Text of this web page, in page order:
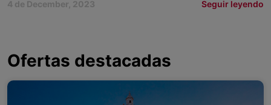
4 de December, 2023 Seguir leyendo
Ofertas destacadas